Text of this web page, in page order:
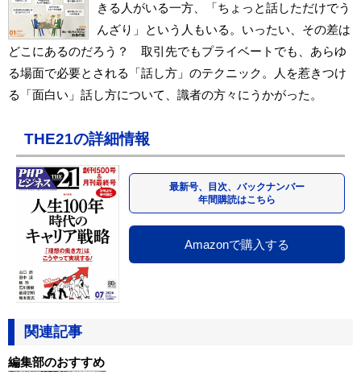
きる人がいる一方、「ちょっと話しただけでう
んざり」という人もいる。いったい、その差は
どこにあるのだろう？ 取引先でもプライベートでも、あらゆ
る場面で必要とされる「話し方」のテクニック。人を惹きつけ
る「面白い」話し方について、識者の方々にうかがった。
THE21の詳細情報
最新号、目次、バックナンバー
年間購読はこちら
Amazonで購入する
関連記事
編集部のおすすめ